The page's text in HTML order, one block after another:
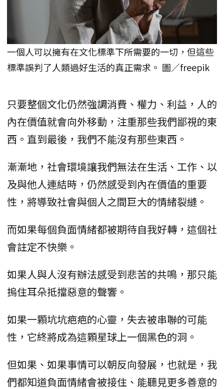
一個人可以擁有在文化標準下所需要的一切，但這些
標準誤判了人類過好生活的真正需求。 圖／freepik
只要整個文化仍然強調消費、權力、利益，人的
內在價值就會向外移動，注重那些我們鄙視的東
西。直到最後，我們不能沒有那些東西。
漸漸地，社會環境讓我們無法在生活、工作、以
及與他人連結時，仍然感受到內在價值的重要
性，將導致社會與個人之間巨大的情緒裂縫。
而如果每個負面情緒都被期待自我好轉，這個社
會註定不快樂。
如果人與人沒有辦法感受到悲苦的共鳴，那只能
摀住耳朵抵擋惡意的聲響。
如果一顆坑坑疤疤的心靈，失去被串聯的可能
性，它終將成為這顆星球上一個黑色的洞。
但如果、如果事情可以朝反向發展，也就是，我
們都知道負面情緒會被接住、能聽見更多善意的